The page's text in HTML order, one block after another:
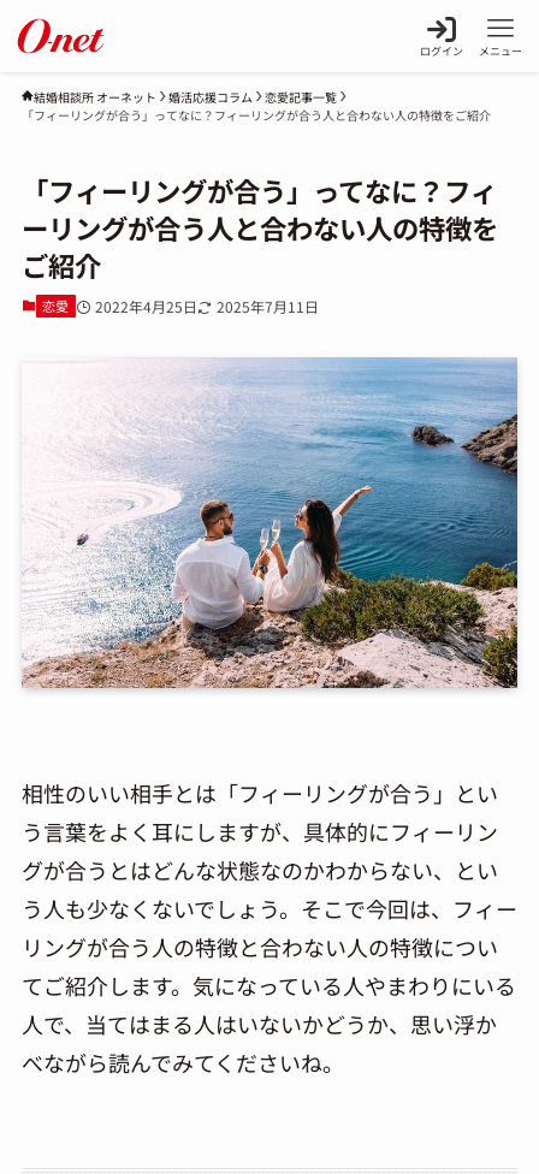
ログイン メニュー
結婚相談所 オーネット 婚活応援コラム
恋愛記事一覧
「フィーリングが合う」ってなに？フィーリングが合う人と合わない人の特徴をご紹介
「フィーリングが合う」ってなに？フィ
ーリングが合う人と合わない人の特徴を
ご紹介
恋愛 2022年4月25日 2025年7月11日
相性のいい相手とは「フィーリングが合う」とい
う言葉をよく耳にしますが、具体的にフィーリン
グが合うとはどんな状態なのかわからない、とい
う人も少なくないでしょう。そこで今回は、フィー
リングが合う人の特徴と合わない人の特徴につい
てご紹介します。気になっている人やまわりにいる
人で、当てはまる人はいないかどうか、思い浮か
べながら読んでみてくださいね。